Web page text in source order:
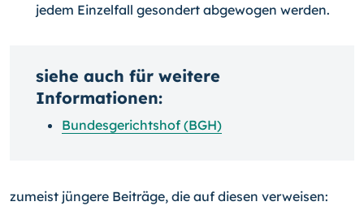
jedem Einzelfall gesondert abgewogen werden.
siehe auch für weitere
Informationen:
Bundesgerichtshof (BGH)
zumeist jüngere Beiträge, die auf diesen verweisen: